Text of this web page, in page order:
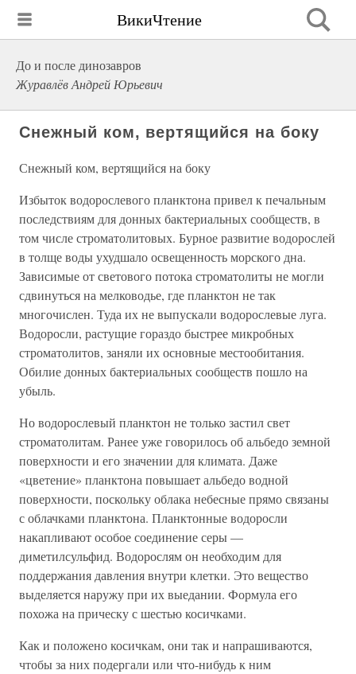
ВикиЧтение
До и после динозавров
Журавлёв Андрей Юрьевич
Снежный ком, вертящийся на боку
Снежный ком, вертящийся на боку
Избыток водорослевого планктона привел к печальным
последствиям для донных бактериальных сообществ, в
том числе строматолитовых. Бурное развитие водорослей
в толще воды ухудшало освещенность морского дна.
Зависимые от светового потока строматолиты не могли
сдвинуться на мелководье, где планктон не так
многочислен. Туда их не выпускали водорослевые луга.
Водоросли, растущие гораздо быстрее микробных
строматолитов, заняли их основные местообитания.
Обилие донных бактериальных сообществ пошло на
убыль.
Но водорослевый планктон не только застил свет
строматолитам. Ранее уже говорилось об альбедо земной
поверхности и его значении для климата. Даже
«цветение» планктона повышает альбедо водной
поверхности, поскольку облака небесные прямо связаны
с облачками планктона. Планктонные водоросли
накапливают особое соединение серы —
диметилсульфид. Водорослям он необходим для
поддержания давления внутри клетки. Это вещество
выделяется наружу при их выедании. Формула его
похожа на прическу с шестью косичками.
Как и положено косичкам, они так и напрашиваются,
чтобы за них подергали или что-нибудь к ним